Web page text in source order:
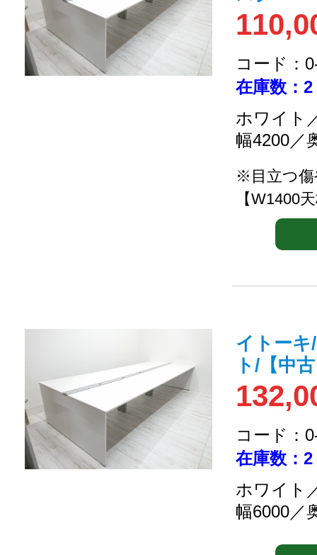
コード：
在庫数：2
ホワイト
幅4200／
※目立つ傷
【W1400
イトー
ト/【中
コード：
在庫数：2
ホワイト
幅6000／